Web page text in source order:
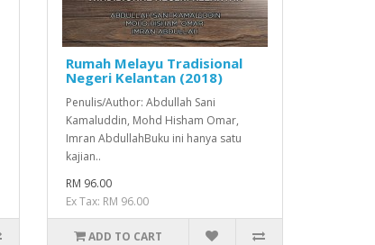
Rumah Melayu Tradisional
Negeri Kelantan (2018)
Penulis/Author: Abdullah Sani
Kamaluddin, Mohd Hisham Omar,
Imran AbdullahBuku ini hanya satu
kajian..
RM 96.00
Ex Tax: RM 96.00
ADD TO CART